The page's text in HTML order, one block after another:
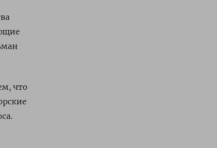
что